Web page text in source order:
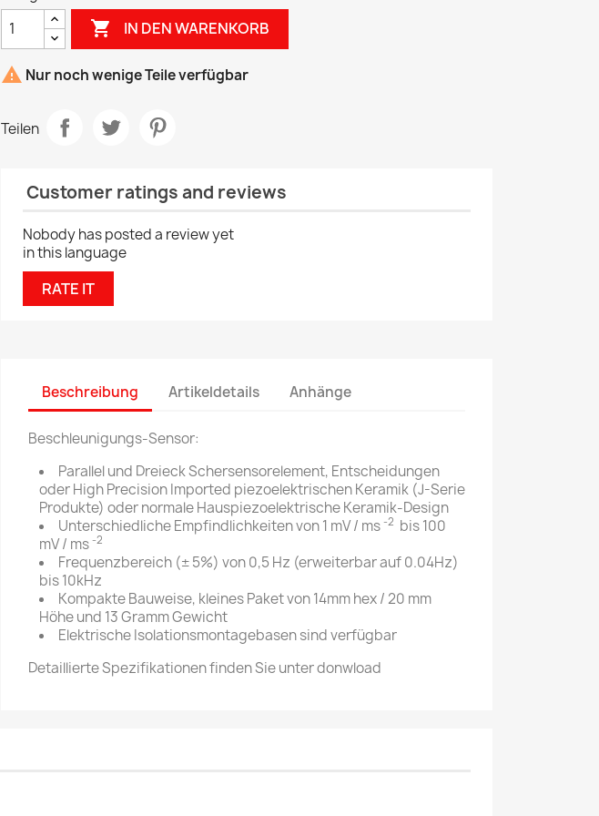
 IN DEN WARENKORB
 Nur noch wenige Teile verfügbar
Teilen
Customer ratings and reviews
Nobody has posted a review yet
in this language
RATE IT
Beschreibung Artikeldetails Anhänge
Beschleunigungs-Sensor:
Parallel und Dreieck Schersensorelement, Entscheidungen
oder High Precision Imported piezoelektrischen Keramik (J-Serie
Produkte) oder normale Hauspiezoelektrische Keramik-Design
Unterschiedliche Empfindlichkeiten von 1 mV / ms-2 bis 100
mV / ms-2
Frequenzbereich (± 5%) von 0,5 Hz (erweiterbar auf 0.04Hz)
bis 10kHz
Kompakte Bauweise, kleines Paket von 14mm hex / 20 mm
Höhe und 13 Gramm Gewicht
Elektrische Isolationsmontagebasen sind verfügbar
Detaillierte Spezifikationen finden Sie unter donwload